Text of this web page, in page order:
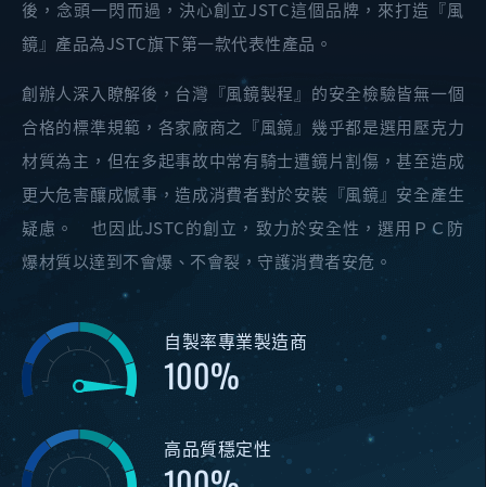
後，念頭一閃而過，決心創立JSTC這個品牌，來打造『風
鏡』產品為JSTC旗下第一款代表性產品。
創辦人深入瞭解後，台灣『風鏡製程』的安全檢驗皆無一個
合格的標準規範，各家廠商之『風鏡』幾乎都是選用壓克力
材質為主，但在多起事故中常有騎士遭鏡片割傷，甚至造成
更大危害釀成憾事，造成消費者對於安裝『風鏡』安全產生
疑慮。 也因此JSTC的創立，致力於安全性，選用ＰＣ防
爆材質以達到不會爆、不會裂，守護消費者安危。
自製率專業製造商
100
高品質穩定性